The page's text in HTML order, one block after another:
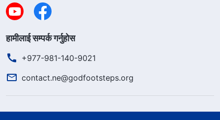
हामीलाई सम्पर्क गर्नुहोस
+977-981-140-9021
contact.ne@godfootsteps.org